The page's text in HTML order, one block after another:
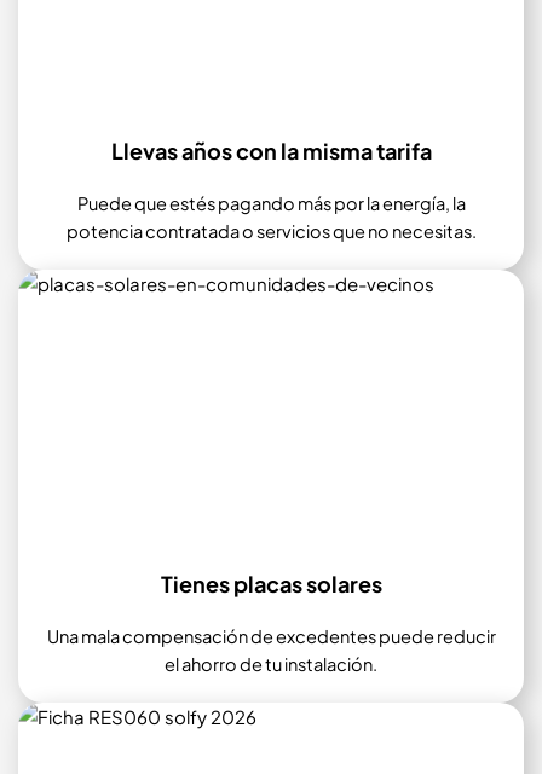
Llevas años con la misma tarifa
Puede que estés pagando más por la energía, la
potencia contratada o servicios que no necesitas.
Tienes placas solares
Una mala compensación de excedentes puede reducir
el ahorro de tu instalación.